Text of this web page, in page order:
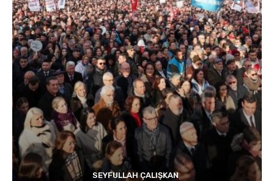
SEYFULLAH ÇALIŞKAN